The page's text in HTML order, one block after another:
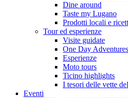
Dine around
Taste my Lugano
Prodotti locali e
Tour ed esperienze
Visite guidate
One Day Adventures
Esperienze
Moto tours
Ticino highlights
I tesori delle vette
Eventi